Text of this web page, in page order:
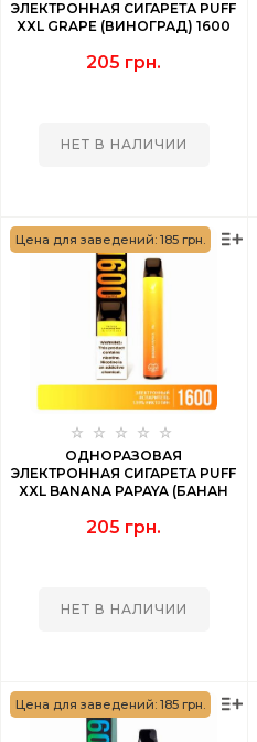
ЭЛЕКТРОННАЯ СИГАРЕТА PUFF
XXL GRAPE (ВИНОГРАД) 1600
205 грн.
НЕТ В НАЛИЧИИ
Цена для заведений: 185 грн.
ОДНОРАЗОВАЯ
ЭЛЕКТРОННАЯ СИГАРЕТА PUFF
XXL BANANA PAPAYA (БАНАН
205 грн.
НЕТ В НАЛИЧИИ
Цена для заведений: 185 грн.